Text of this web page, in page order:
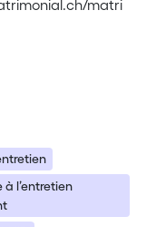
matri
l’entretien